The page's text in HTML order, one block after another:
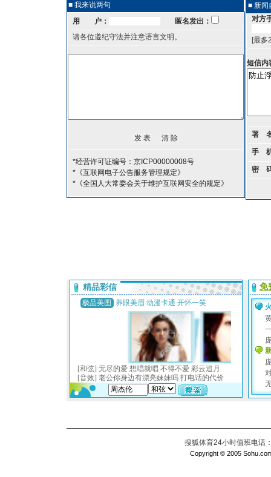
■ 我来说两句
用 户：
匿名发出：
请各位遵纪守法并注意语言文明。
*经营许可证编号：京ICP00000008号
*《互联网电子公告服务管理规定》
*《全国人大常委会关于维护互联网安全的规定》
■ 新闻
对方
[最多
短信内
署
手
密
搜狐体育24小时值班电话
Copyright © 2005